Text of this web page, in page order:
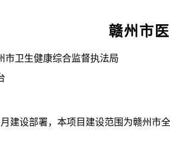
赣州市
市卫生健康综合监督执法局
月建设部署，本项目建设范围为赣州市